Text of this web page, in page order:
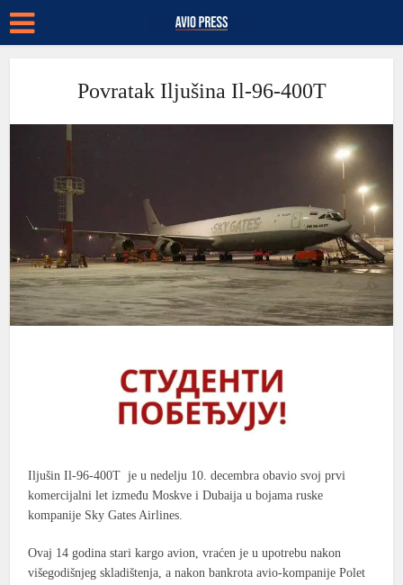
Povratak Iljušina Il-96-400T
Iljušin Il-96-400T je u nedelju 10. decembra obavio svoj prvi
komercijalni let između Moskve i Dubaija u bojama ruske
kompanije Sky Gates Airlines.
Ovaj 14 godina stari kargo avion, vraćen je u upotrebu nakon
višegodišnjeg skladištenja, a nakon bankrota avio-kompanije Polet